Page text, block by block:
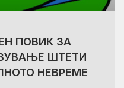
ПОВИК ЗА
ШТЕТИ
НЕВРЕМЕ